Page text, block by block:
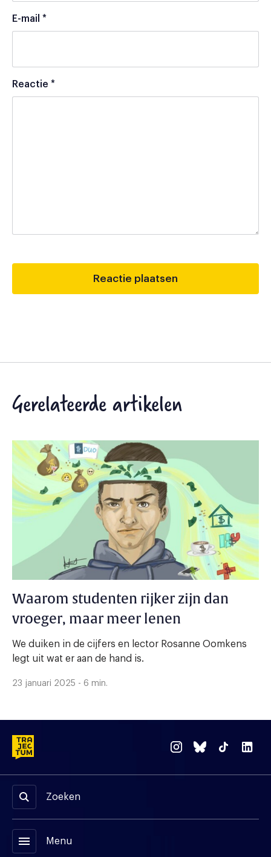
E-mail *
Reactie *
Gerelateerde artikelen
Waarom studenten rijker zijn dan
vroeger, maar meer lenen
We duiken in de cijfers en lector Rosanne Oomkens
legt uit wat er aan de hand is.
23 januari 2025 - 6 min.
Zoeken
menu Menu